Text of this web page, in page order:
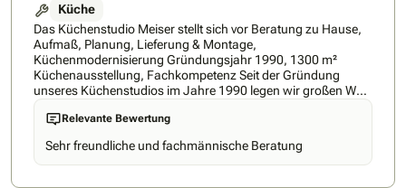
Küche
Das Küchenstudio Meiser stellt sich vor Beratung zu Hause,
Aufmaß, Planung, Lieferung & Montage,
Küchenmodernisierung Gründungsjahr 1990, 1300 m²
Küchenausstellung, Fachkompetenz Seit der Gründung
unseres Küchenstudios im Jahre 1990 legen wir großen Wert
auf umfassende und ausführliche Beratung, auf einen hohen
Qualitätsstandard und einen erstklassigen und handwerklich
perfekten Service. Unsere Stärke ist die Gestaltung
individueller Küchen für Menschen, die das Besondere
suchen. Wir arbeiten mit überaus hohen Servicestandards.
Relevante Bewertung
Sehr freundliche und fachmännische Beratung